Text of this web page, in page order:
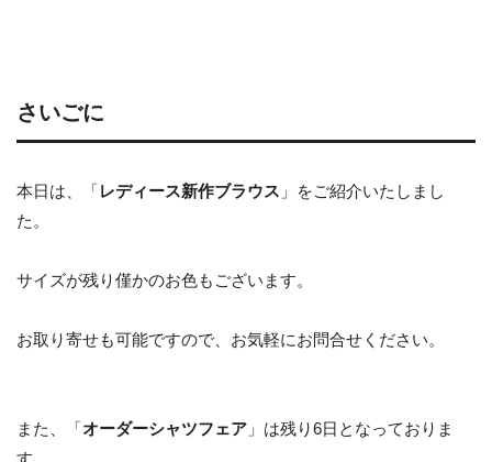
さいごに
本日は、「レディース新作ブラウス 」をご紹介いたしまし
た。
サイズが残り僅かのお色もございます。
お取り寄せも可能ですので、お気軽にお問合せください。
また、「オーダーシャツフェア 」は残り6日となっておりま
す。